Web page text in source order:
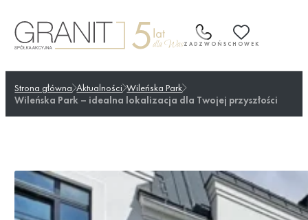
do
treści
ZADZWOŃ SCHOWEK
Strona główna Aktualności Wileńska Park
Wileńska Park – idealna lokalizacja dla Twojej przyszłości